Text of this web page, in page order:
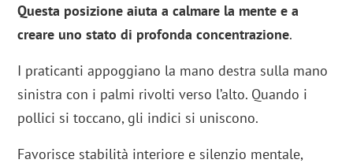
Questa posizione aiuta a calmare la mente e a
creare uno stato di profonda concentrazione.
I praticanti appoggiano la mano destra sulla mano
sinistra con i palmi rivolti verso l’alto. Quando i
pollici si toccano, gli indici si uniscono.
Favorisce stabilità interiore e silenzio mentale,